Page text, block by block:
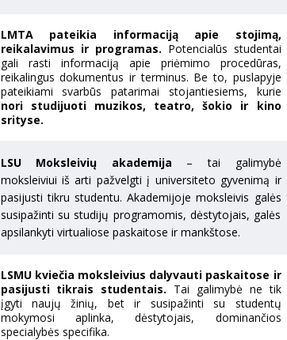
LMTA pateikia informaciją apie stojimą,
reikalavimus ir programas. Potencialūs studentai
gali rasti informaciją apie priėmimo procedūras,
reikalingus dokumentus ir terminus. Be to, puslapyje
pateikiami svarbūs patarimai stojantiesiems, kurie
nori studijuoti muzikos, teatro, šokio ir kino
srityse.
LSU Moksleivių akademija – tai galimybė
moksleiviui iš arti pažvelgti į universiteto gyvenimą ir
pasijusti tikru studentu. Akademijoje moksleivis galės
susipažinti su studijų programomis, dėstytojais, galės
apsilankyti virtualiose paskaitose ir mankštose.
LSMU kviečia moksleivius dalyvauti paskaitose ir
pasijusti tikrais studentais. Tai galimybė ne tik
įgyti naujų žinių, bet ir susipažinti su studentų
mokymosi aplinka, dėstytojais, dominančios
specialybės specifika.